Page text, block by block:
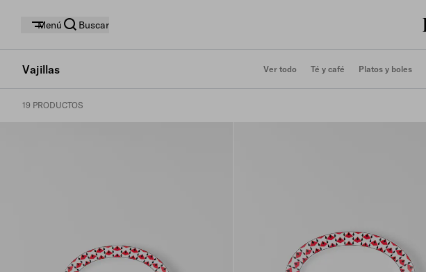
Menú Buscar
Vajillas Ver todo Té y café Platos y boles
19 PRODUCTOS